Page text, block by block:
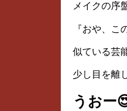
メイクの序
『おや、こ
似ている芸
少し目を離
うおー